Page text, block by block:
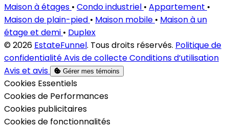
Maison à étages • Condo industriel • Appartement •
Maison de plain-pied • Maison mobile • Maison à un
étage et demi • Duplex
© 2026 EstateFunnel. Tous droits réservés. Politique de
confidentialitéAvis de collecteConditions d’utilisation
Avis et avis
Gérer mes témoins
Activer
Cookies Essentiels
Activer
Cookies de Performances
Activer
Cookies publicitaires
Activer
Cookies de fonctionnalités